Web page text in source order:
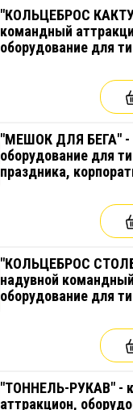
"КОЛЬЦЕБРОС
командный
оборудование для
соревнований,
"МЕШОК ДЛЯ БЕГА" -
оборудование для
праздника,
соревнований,
"КОЛЬЦЕБРОС
надувной
оборудование для
праздника,
соревнований,
"ТОННЕЛЬ-РУКАВ" -
аттракцион,